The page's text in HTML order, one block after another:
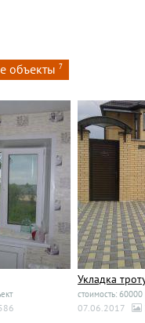
объекты 7
Укладка
стоимость: 60000
07.06.2017